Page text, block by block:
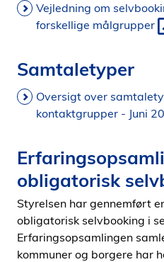
Vejledning om
forskellige målgrupper
Samtaletyper
Oversigt over
kontaktgrupper - Juni
obligatorisk
Styrelsen har gennemført
obligatorisk selvbooking i
Erfaringsopsamlingen
kommuner og borgere har